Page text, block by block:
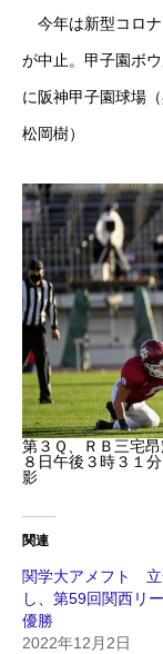
今年は新型コロナ
が中止。甲子園ボ
に阪神甲子園球場
松岡樹）
第３Ｑ、ＲＢ三宅
８日午後３時３１
影
関連
関学大アメフト 立
し、第59回関西リ
優勝
2022年12月2日